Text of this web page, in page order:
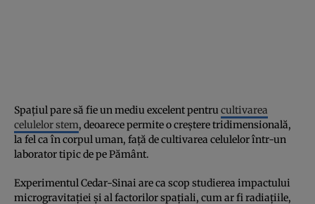
Spațiul pare să fie un mediu excelent pentru cultivarea
celulelor stem, deoarece permite o creștere tridimensională,
la fel ca în corpul uman, față de cultivarea celulelor într-un
laborator tipic de pe Pământ.
Experimentul Cedar-Sinai are ca scop studierea impactului
microgravitației și al factorilor spațiali, cum ar fi radiațiile,